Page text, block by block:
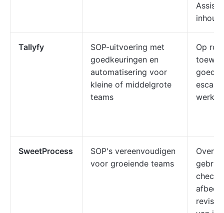
Assist,
Tallyfy
SOP-uitvoering met
goedkeuringen en
automatisering voor
kleine of middelgrote
teams
Op
SweetProcess
SOP's vereenvoudigen
voor groeiende teams